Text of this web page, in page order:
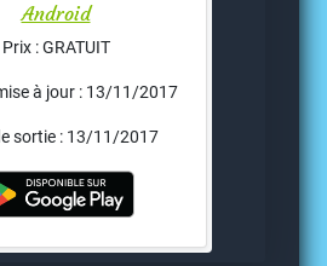
Android
Prix : GRATUIT
à jour : 13/11/2017
sortie : 13/11/2017